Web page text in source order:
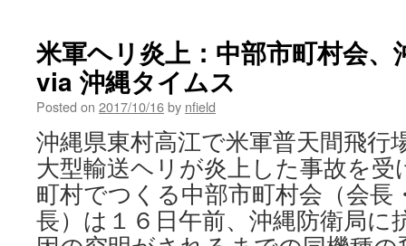
米軍ヘリ炎上：中部市町村会、
via 沖縄タイムス
Posted on 2017/10/16by nfield
沖縄県東村高江で米軍普天間飛行
大型輸送ヘリが炎上した事故を受
町村でつくる中部市町村会（会長
長）は１６日午前、沖縄防衛局に